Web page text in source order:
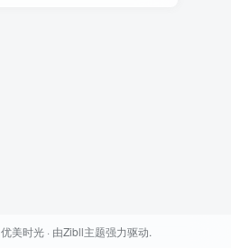
优美时光 · 由Zibll主题强力驱动.